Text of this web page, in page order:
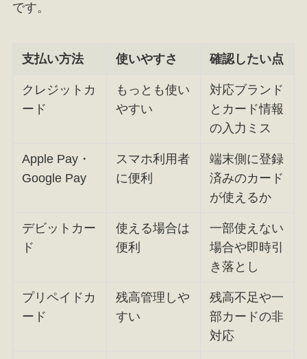
です。
支払い方法 使いやすさ 確認したい点
クレジットカ
ード
もっとも使い
やすい
対応ブランド
とカード情報
の入力ミス
Apple Pay・
Google Pay
スマホ利用者
に便利
端末側に登録
済みのカード
が使えるか
デビットカー
ド
使える場合は
便利
一部使えない
場合や即時引
き落とし
プリペイドカ
ード
残高管理しや
すい
残高不足や一
部カードの非
対応